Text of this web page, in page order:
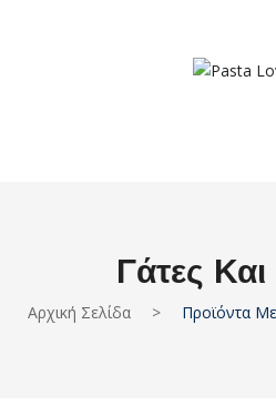
Γάτες
Αρχική Σελίδα > Προϊόντα Με